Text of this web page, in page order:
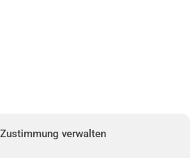
verwalten